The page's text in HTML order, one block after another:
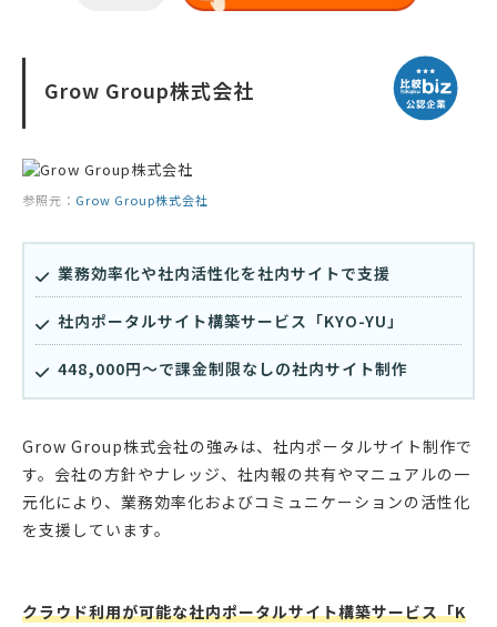
Grow Group株式会社
参照元： Grow Group株式会社
業務効率化や社内活性化を社内サイトで支援
社内ポータルサイト構築サービス「KYO-YU」
448,000円〜で課金制限なしの社内サイト制作
Grow Group株式会社の強みは、社内ポータルサイト制作で
す。会社の方針やナレッジ、社内報の共有やマニュアルの一
元化により、業務効率化およびコミュニケーションの活性化
を支援しています。
クラウド利用が可能な社内ポータルサイト構築サービス「K